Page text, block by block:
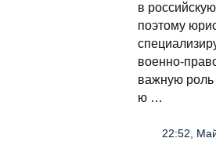
в
поэтому
военно-
важную роль
ю …
22:52,